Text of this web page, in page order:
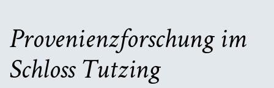
Provenienzforschung im
Schloss Tutzing